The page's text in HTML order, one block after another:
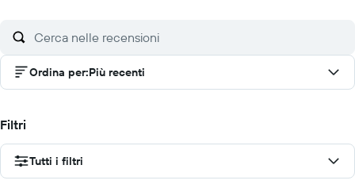
Ordina per:Più recenti
Filtri
Tutti i filtri